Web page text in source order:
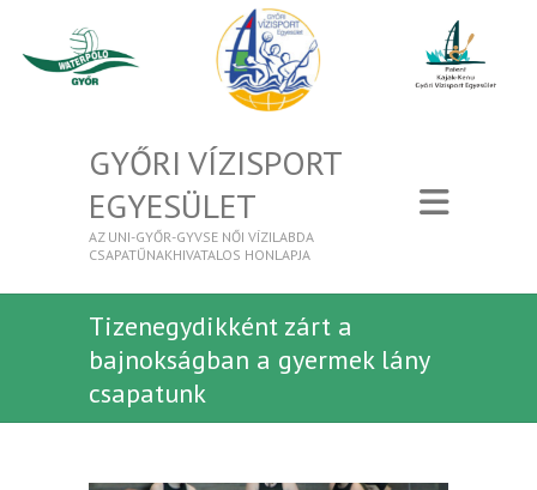
GYŐRI VÍZISPORT
EGYESÜLET
AZ UNI-GYŐR-GYVSE NŐI VÍZILABDA
CSAPATŰNAKHIVATALOS HONLAPJA
Tizenegydikként zárt a
bajnokságban a gyermek lány
csapatunk